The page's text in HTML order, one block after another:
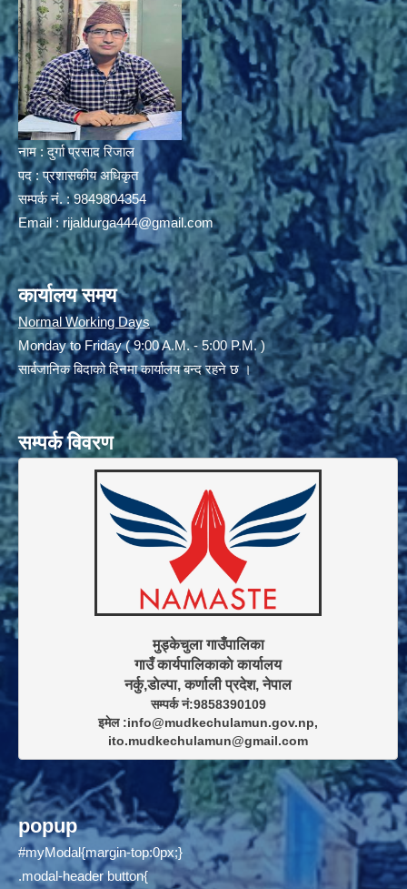
नाम : दुर्गा प्रसाद रिजाल
पद : प्रशासकीय अधिकृत
सम्पर्क नं. : 9849804354
Email : rijaldurga444@gmail.com
कार्यालय समय
Normal Working Days
Monday to Friday ( 9:00 A.M. - 5:00 P.M. )
सार्बजानिक बिदाको दिनमा कार्यालय बन्द रहने छ ।
सम्पर्क विवरण
मुड्केचुला गाउँपालिका
गाउँ कार्यपालिकाकाे कार्यालय
सम्पर्क नं:9858390109
इमेल :info@mudkechulamun.gov.np,
ito.mudkechulamun@gmail.com
popup
#myModal{margin-top:0px;}
.modal-header button{